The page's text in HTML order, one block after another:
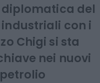
diplomatica del
con i
Chigi si sta
nei nuovi